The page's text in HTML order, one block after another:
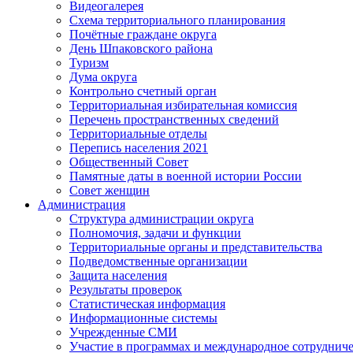
Видеогалерея
Схема территориального планирования
Почётные граждане округа
День Шпаковского района
Туризм
Дума округа
Контрольно счетный орган
Территориальная избирательная комиссия
Перечень пространственных сведений
Территориальные отделы
Перепись населения 2021
Общественный Совет
Памятные даты в военной истории России
Совет женщин
Администрация
Структура администрации округа
Полномочия, задачи и функции
Территориальные органы и представительства
Подведомственные организации
Защита населения
Результаты проверок
Статистическая информация
Информационные системы
Учрежденные СМИ
Участие в программах и международное